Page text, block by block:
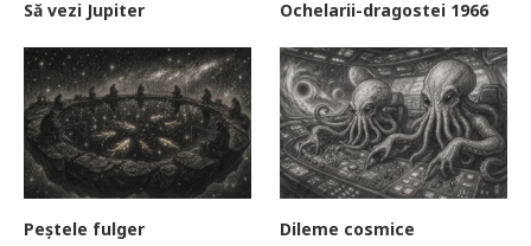
Să vezi Jupiter Ochelarii-dragostei 1966
Peștele fulger Dileme cosmice